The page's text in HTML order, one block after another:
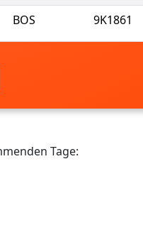
BOS 9K1861
Tage: